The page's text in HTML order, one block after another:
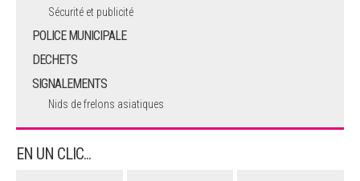
Sécurité et publicité
POLICE MUNICIPALE
DECHETS
SIGNALEMENTS
Nids de frelons asiatiques
EN UN CLIC...